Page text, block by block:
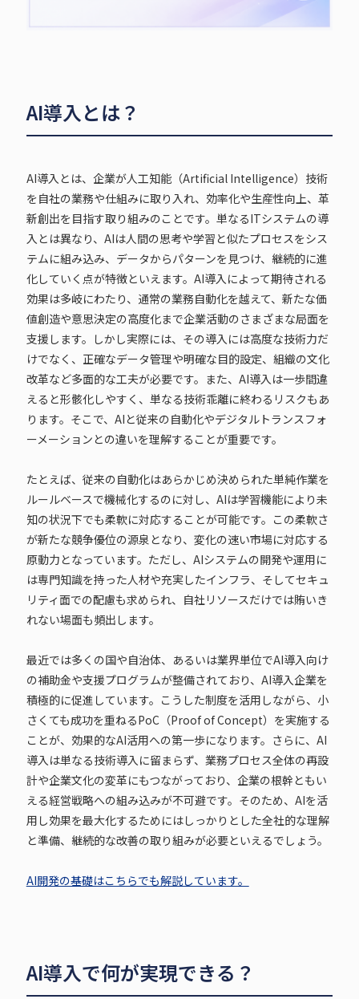
AI導入とは？
AI導入とは、企業が人工知能（Artificial Intelligence）技術
を自社の業務や仕組みに取り入れ、効率化や生産性向上、革
新創出を目指す取り組みのことです。単なるITシステムの導
入とは異なり、AIは人間の思考や学習と似たプロセスをシス
テムに組み込み、データからパターンを見つけ、継続的に進
化していく点が特徴といえます。AI導入によって期待される
効果は多岐にわたり、通常の業務自動化を越えて、新たな価
値創造や意思決定の高度化まで企業活動のさまざまな局面を
支援します。しかし実際には、その導入には高度な技術力だ
けでなく、正確なデータ管理や明確な目的設定、組織の文化
改革など多面的な工夫が必要です。また、AI導入は一歩間違
えると形骸化しやすく、単なる技術乖離に終わるリスクもあ
ります。そこで、AIと従来の自動化やデジタルトランスフォ
ーメーションとの違いを理解することが重要です。
たとえば、従来の自動化はあらかじめ決められた単純作業を
ルールベースで機械化するのに対し、AIは学習機能により未
知の状況下でも柔軟に対応することが可能です。この柔軟さ
が新たな競争優位の源泉となり、変化の速い市場に対応する
原動力となっています。ただし、AIシステムの開発や運用に
は専門知識を持った人材や充実したインフラ、そしてセキュ
リティ面での配慮も求められ、自社リソースだけでは賄いき
れない場面も頻出します。
最近では多くの国や自治体、あるいは業界単位でAI導入向け
の補助金や支援プログラムが整備されており、AI導入企業を
積極的に促進しています。こうした制度を活用しながら、小
さくても成功を重ねるPoC（Proof of Concept）を実施する
ことが、効果的なAI活用への第一歩になります。さらに、AI
導入は単なる技術導入に留まらず、業務プロセス全体の再設
計や企業文化の変革にもつながっており、企業の根幹ともい
える経営戦略への組み込みが不可避です。そのため、AIを活
用し効果を最大化するためにはしっかりとした全社的な理解
と準備、継続的な改善の取り組みが必要といえるでしょう。
AI開発の基礎はこちらでも解説しています。
AI導入で何が実現できる？